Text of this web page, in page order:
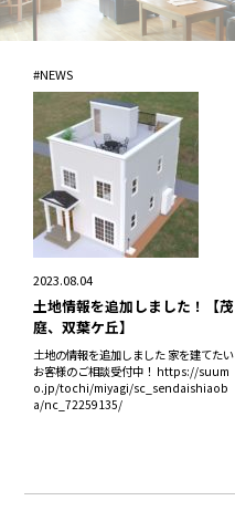
NEWS
2023.08.04
土地情報を追加しました！【茂
庭、双葉ケ丘】
土地の情報を追加しました 家を建てたい
お客様のご相談受付中！ https://suum
o.jp/tochi/miyagi/sc_sendaishiaob
a/nc_72259135/